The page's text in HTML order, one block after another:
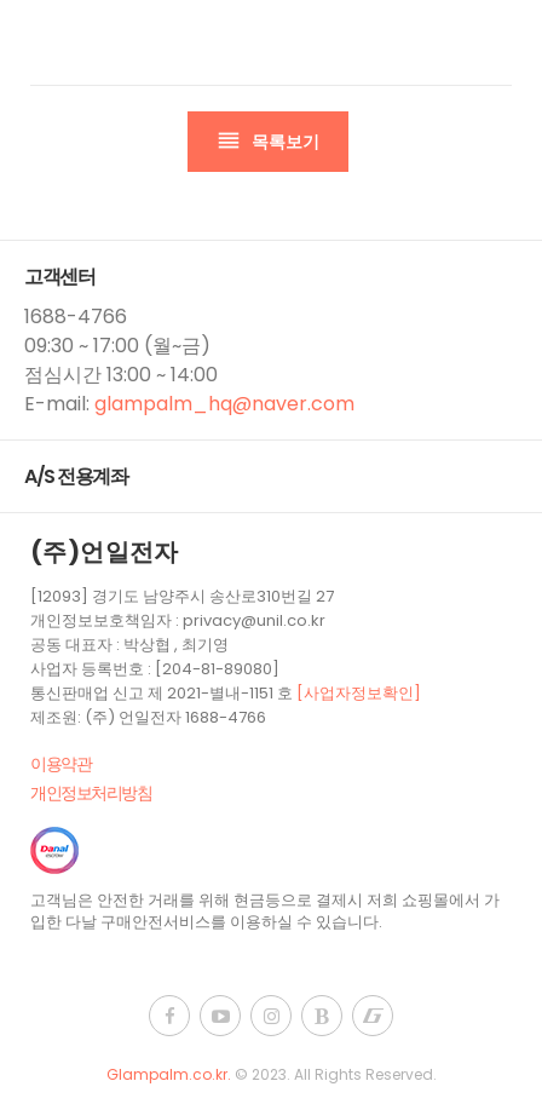
목록보기
고객센터
1688-4766
09:30 ~ 17:00 (월~금)
점심시간 13:00 ~ 14:00
E-mail: glampalm_hq​@naver.com
A/S 전용계좌
(주)언일전자
[12093] 경기도 남양주시 송산로310번길 27
개인정보보호책임자 : privacy@unil.co.kr
공동 대표자 : 박상협 , 최기영
사업자 등록번호 : [204-81-89080]
통신판매업 신고 제 2021-별내-1151 호 [사업자정보확인]
제조원: (주) 언일전자 1688-4766
이용약관
개인정보처리방침
고객님은 안전한 거래를 위해 현금등으로 결제시 저희 쇼핑몰에서 가
입한 다날 구매안전서비스를 이용하실 수 있습니다.
Glampalm.co.kr. © 2023. All Rights Reserved.